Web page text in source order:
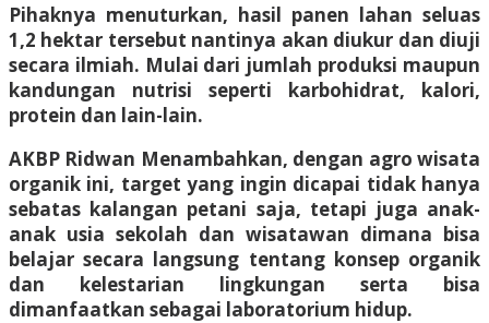
Pihaknya menuturkan, hasil panen lahan seluas
1,2 hektar tersebut nantinya akan diukur dan diuji
secara ilmiah. Mulai dari jumlah produksi maupun
kandungan nutrisi seperti karbohidrat, kalori,
protein dan lain-lain.
AKBP Ridwan Menambahkan, dengan agro wisata
organik ini, target yang ingin dicapai tidak hanya
sebatas kalangan petani saja, tetapi juga anak-
anak usia sekolah dan wisatawan dimana bisa
belajar secara langsung tentang konsep organik
dan kelestarian lingkungan serta bisa
dimanfaatkan sebagai laboratorium hidup.